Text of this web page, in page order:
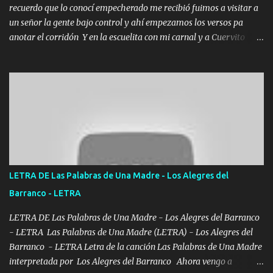
recuerdo que lo conocí empecherado me recibió fuimos a visitar a
un señor la gente bajo control y ahí empezamos los versos pa
anotar el corridón Y en la escuelita con mi carnal y a Cuervito
verde se le extraña pa que sepan Aquí Pura GENTE DE LA RANA 🐸
POR CLAVE ES EL CALI 4 EN LA CIUDAD TIJUANA Música Al
tirante andamos mi carnal atento a cualquier necesidad no porque
se ve limpio el camino nos confiamos al andar y nunca con la
misma piedra me vuelvo a tropezar Cuando ando de enamorado
en corto me tiró a per...
LETRA DE Las Palabras de Una Madre - Los Alegres del
Barranco - LETRA
LETRA DE Las Palabras de Una Madre - Los Alegres del Barranco
- LETRA Las Palabras de Una Madre (LETRA) - Los Alegres del
Barranco - LETRA Letra de la canción Las Palabras de Una Madre
interpretada por Los Alegres del Barranco Ahora vengo a